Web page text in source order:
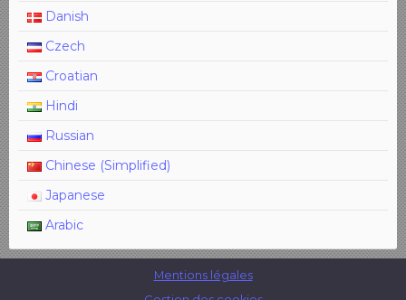
Danish
Czech
Croatian
Hindi
Russian
Chinese (Simplified)
Japanese
Arabic
Mentions légales